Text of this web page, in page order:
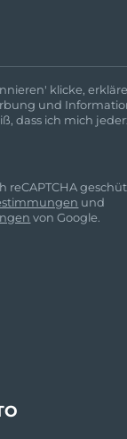
klicke,
und
dass ich mich
reCAPTCHA
und
von Google.